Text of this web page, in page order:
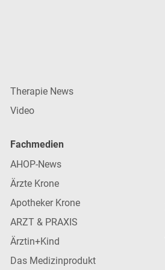
Therapie News
Video
Fachmedien
AHOP-News
Ärzte Krone
Apotheker Krone
ARZT & PRAXIS
Ärztin+Kind
Das Medizinprodukt